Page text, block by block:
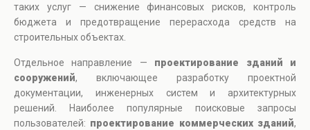
таких услуг — снижение финансовых рисков, контроль
бюджета и предотвращение перерасхода средств на
строительных объектах.
Отдельное направление — проектирование зданий и
сооружений, включающее разработку проектной
документации, инженерных систем и архитектурных
решений. Наиболее популярные поисковые запросы
пользователей: проектирование коммерческих зданий,